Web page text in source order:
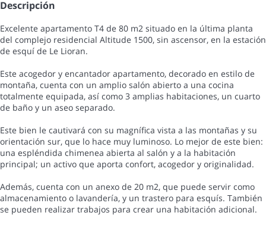
Descripción
Excelente apartamento T4 de 80 m2 situado en la última planta
del complejo residencial Altitude 1500, sin ascensor, en la estación
de esquí de Le Lioran.
Este acogedor y encantador apartamento, decorado en estilo de
montaña, cuenta con un amplio salón abierto a una cocina
totalmente equipada, así como 3 amplias habitaciones, un cuarto
de baño y un aseo separado.
Este bien le cautivará con su magnífica vista a las montañas y su
orientación sur, que lo hace muy luminoso. Lo mejor de este bien:
una espléndida chimenea abierta al salón y a la habitación
principal; un activo que aporta confort, acogedor y originalidad.
Además, cuenta con un anexo de 20 m2, que puede servir como
almacenamiento o lavandería, y un trastero para esquís. También
se pueden realizar trabajos para crear una habitación adicional.